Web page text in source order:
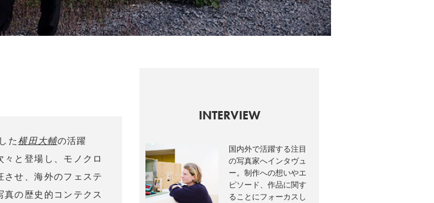
た横田大輔の活躍
と登場し、モノクロ
せ、海外のフェステ
の歴史的コンテクス
INTERVIEW
国内外で活躍する注目
の写真家へインタヴュ
ー。制作への想いやエ
ピソード、作品に関す
ることにフォーカスし